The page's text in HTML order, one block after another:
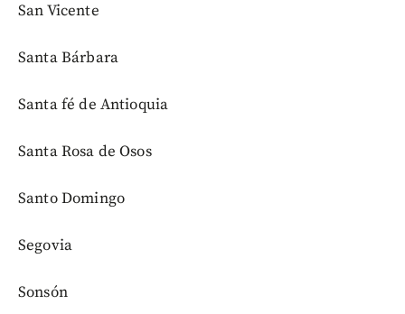
San Vicente
Santa Bárbara
Santa fé de Antioquia
Santa Rosa de Osos
Santo Domingo
Segovia
Sonsón